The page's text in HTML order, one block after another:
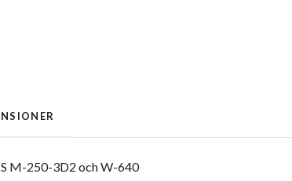
M-250-3D2 och W-640